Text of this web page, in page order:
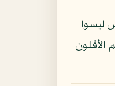
ليسوا
الأقلون